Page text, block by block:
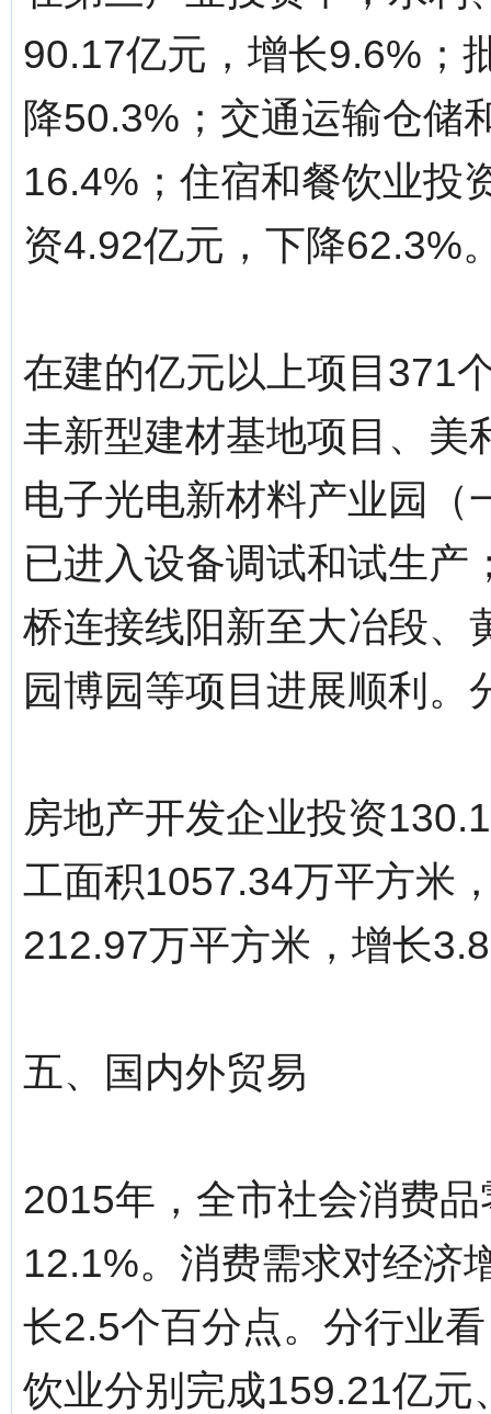
90.17亿元，增长9.6%；
降50.3%；交通运输仓储
16.4%；住宿和餐饮业投
资4.92亿元，下降62.3%
在建的亿元以上项目371
丰新型建材基地项目、美
电子光电新材料产业园（
已进入设备调试和试生产
桥连接线阳新至大冶段、
园博园等项目进展顺利
房地产开发企业投资
工面积1057.34万平方米
212.97万平方米，增长
五、国内外贸易
2015年，全市社会消费
12.1%。消费需求对经济
长2.5个百分点。分行业
饮业分别完成159.21亿